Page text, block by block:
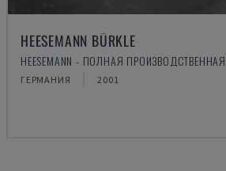
HEESEMANN BÜRKLE
HEESEMANN - ПОЛНАЯ
ГЕРМАНИЯ 2001